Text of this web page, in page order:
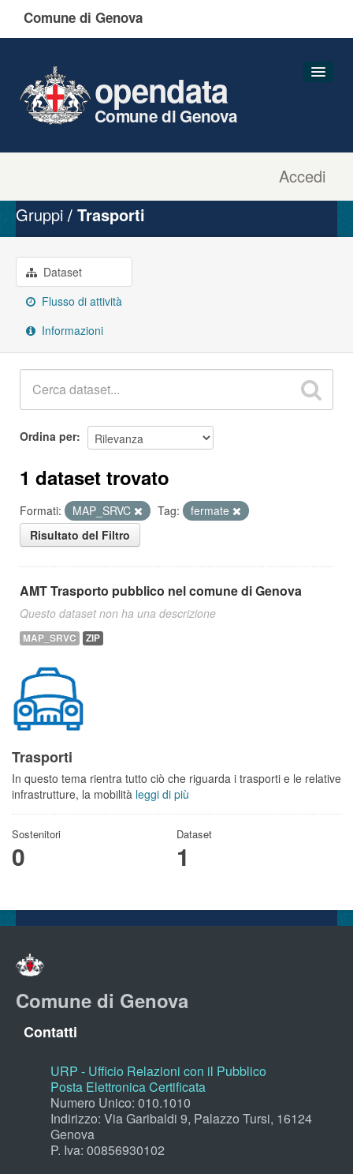
Comune di Genova
Accedi
opendata
Comune di Genova
Organizzazioni
Gruppi
Informazioni
Gruppi Trasporti
Dataset
Flusso di attività
Informazioni
Ordina per
1 dataset trovato
Formati: MAP_SRVC Tag:
fermate
Risultato del Filtro
AMT Trasporto pubblico nel comune di Genova
Questo dataset non ha una descrizione
MAP_SRVC ZIP
Trasporti
In questo tema rientra tutto ciò che riguarda i trasporti e le relative
infrastrutture, la mobilità leggi di più
Sostenitori
0
Dataset
1
Comune di Genova
Contatti
URP - Ufficio Relazioni con il Pubblico
Posta Elettronica Certificata
Numero Unico: 010.1010
Indirizzo: Via Garibaldi 9, Palazzo Tursi, 16124
Genova
P. Iva: 00856930102